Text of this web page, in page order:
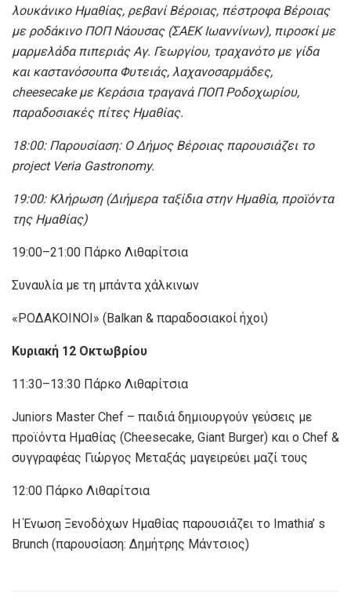
λουκάνικο Ημαθίας, ρεβανί Βέροιας, πέστροφα Βέροιας
με ροδάκινο ΠΟΠ Νάουσας (ΣΑΕΚ Ιωαννίνων), πιροσκί με
μαρμελάδα πιπεριάς Αγ. Γεωργίου, τραχανότο με γίδα
και καστανόσουπα Φυτειάς, λαχανοσαρμάδες,
cheesecake με Κεράσια τραγανά ΠΟΠ Ροδοχωρίου,
παραδοσιακές πίτες Ημαθίας.
18:00: Παρουσίαση: Ο Δήμος Βέροιας παρουσιάζει το
project Veria Gastronomy.
19:00: Κλήρωση (Διήμερα ταξίδια στην Ημαθία, προϊόντα
της Ημαθίας)
19:00–21:00 Πάρκο Λιθαρίτσια
Συναυλία με τη μπάντα χάλκινων
«ΡΟΔΑΚΟΙΝΟΙ» (Balkan & παραδοσιακοί ήχοι)
Κυριακή 12 Οκτωβρίου
11:30–13:30 Πάρκο Λιθαρίτσια
Juniors Master Chef – παιδιά δημιουργούν γεύσεις με
προϊόντα Ημαθίας (Cheesecake, Giant Burger) και ο Chef &
συγγραφέας Γιώργος Μεταξάς μαγειρεύει μαζί τους
12:00 Πάρκο Λιθαρίτσια
Η Ένωση Ξενοδόχων Ημαθίας παρουσιάζει το Imathia’ s
Brunch (παρουσίαση: Δημήτρης Μάντσιος)